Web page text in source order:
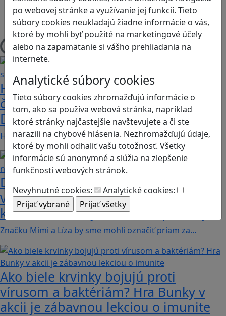
po webovej stránke a využívanie jej funkcií. Tieto
súbory cookies neukladajú žiadne informácie o vás,
ktoré by mohli byť použité na marketingové účely
alebo na zapamätanie si vášho prehliadania na
internete.
Analytické súbory cookies
Tieto súbory cookies zhromažďujú informácie o
tom, ako sa používa webová stránka, napríklad
ktoré stránky najčastejšie navštevujete a či ste
narazili na chybové hlásenia. Nezhromažďujú údaje,
ktoré by mohli odhaliť vašu totožnosť. Všetky
informácie sú anonymné a slúžia na zlepšenie
funkčnosti webových stránok.
Nevyhnutné cookies:
Analytické cookies:
Herná konzola
Stolové, kartové
Načítam blogy
Heritage Quest AR: Vráťte sa do
časov, keď Rímska ríša siahala až po
Dunaj
Heritage Quest AR je mobilná hra, ktorá ponúka…
Dobrodružstvá Mimi a Lízy vo
videohre? Dvojica neoddeliteľných
kamarátok už aj ako herné postavy
Značku Mimi a Líza by sme mohli označiť priam za…
Ako biele krvinky bojujú proti
vírusom a baktériám? Hra Bunky v
akcii je zábavnou lekciou o imunite